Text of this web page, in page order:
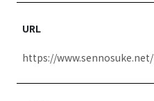
URL
https://www.sennosuke.net/